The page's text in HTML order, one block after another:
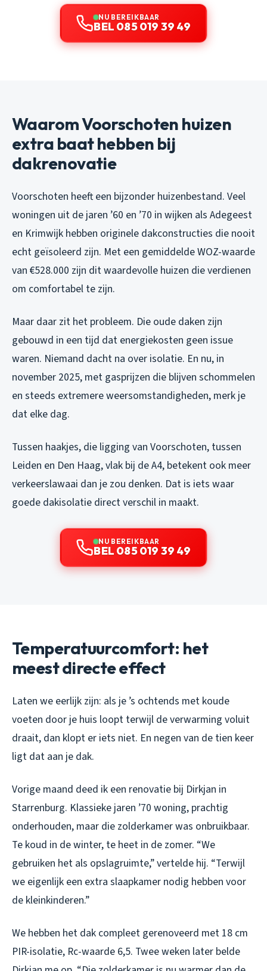
NU BEREIKBAAR
BEL 085 019 39 49
Waarom Voorschoten huizen
extra baat hebben bij
dakrenovatie
Voorschoten heeft een bijzonder huizenbestand. Veel
woningen uit de jaren ’60 en ’70 in wijken als Adegeest
en Krimwijk hebben originele dakconstructies die nooit
echt geïsoleerd zijn. Met een gemiddelde WOZ-waarde
van €528.000 zijn dit waardevolle huizen die verdienen
om comfortabel te zijn.
Maar daar zit het probleem. Die oude daken zijn
gebouwd in een tijd dat energiekosten geen issue
waren. Niemand dacht na over isolatie. En nu, in
november 2025, met gasprijzen die blijven schommelen
en steeds extremere weersomstandigheden, merk je
dat elke dag.
Tussen haakjes, die ligging van Voorschoten, tussen
Leiden en Den Haag, vlak bij de A4, betekent ook meer
verkeerslawaai dan je zou denken. Dat is iets waar
goede dakisolatie direct verschil in maakt.
NU BEREIKBAAR
BEL 085 019 39 49
Temperatuurcomfort: het
meest directe effect
Laten we eerlijk zijn: als je ’s ochtends met koude
voeten door je huis loopt terwijl de verwarming voluit
draait, dan klopt er iets niet. En negen van de tien keer
ligt dat aan je dak.
Vorige maand deed ik een renovatie bij Dirkjan in
Starrenburg. Klassieke jaren ’70 woning, prachtig
onderhouden, maar die zolderkamer was onbruikbaar.
Te koud in de winter, te heet in de zomer. “We
gebruiken het als opslagruimte,” vertelde hij. “Terwijl
we eigenlijk een extra slaapkamer nodig hebben voor
de kleinkinderen.”
We hebben het dak compleet gerenoveerd met 18 cm
PIR-isolatie, Rc-waarde 6,5. Twee weken later belde